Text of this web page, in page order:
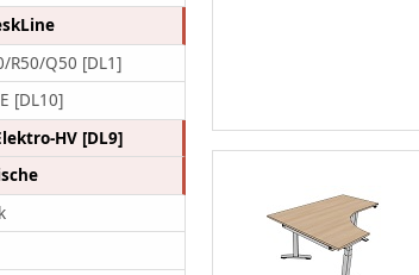
R50/Q50 [DL1]
[DL10]
HV [DL9]